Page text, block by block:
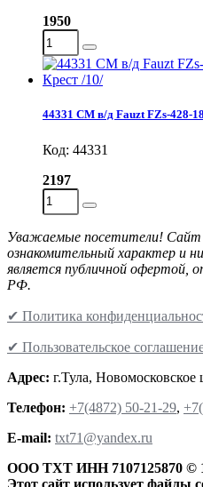
1950
44331 СМ в/д Fauzt FZs-428-
Код: 44331
2197
Уважаемые посетители! Сайт
ознакомительный характер и
является публичной офертой,
РФ.
✔ Политика
✔ Пользовательское
Адрес: г.Тула, Новомосковское
Телефон: +7(4872) 50-21-29,
Е-mail: txt71@yandex.ru
ООО ТХТ ИНН 7107125870 ©
Этот сайт использует файлы